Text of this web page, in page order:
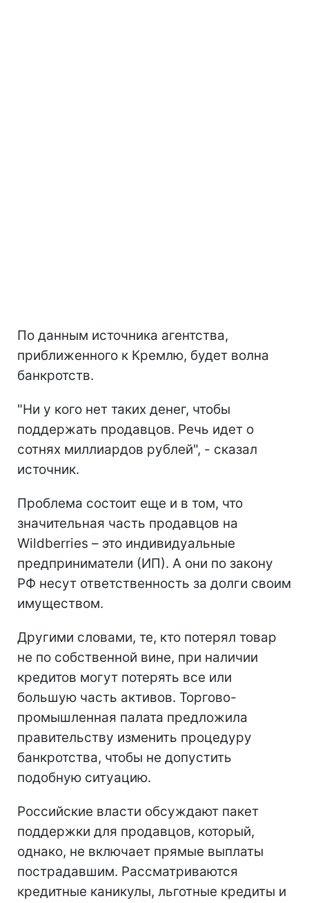
По данным источника агентства,
приближенного к Кремлю, будет волна
банкротств.
"Ни у кого нет таких денег, чтобы
поддержать продавцов. Речь идет о
сотнях миллиардов рублей", - сказал
источник.
Проблема состоит еще и в том, что
значительная часть продавцов на
Wildberries – это индивидуальные
предприниматели (ИП). А они по закону
РФ несут ответственность за долги своим
имуществом.
Другими словами, те, кто потерял товар
не по собственной вине, при наличии
кредитов могут потерять все или
большую часть активов. Торгово-
промышленная палата предложила
правительству изменить процедуру
банкротства, чтобы не допустить
подобную ситуацию.
Российские власти обсуждают пакет
поддержки для продавцов, который,
однако, не включает прямые выплаты
пострадавшим. Рассматриваются
кредитные каникулы, льготные кредиты и